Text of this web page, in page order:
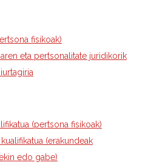
fisikoak)
eta pertsonalitate juridikorik
(pertsona fisikoak)
(erakundeak
edo gabe)